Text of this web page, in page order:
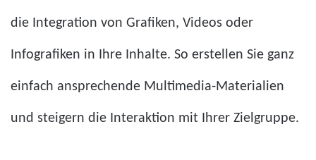
die Integration von Grafiken, Videos oder
Infografiken in Ihre Inhalte. So erstellen Sie ganz
einfach ansprechende Multimedia-Materialien
und steigern die Interaktion mit Ihrer Zielgruppe.